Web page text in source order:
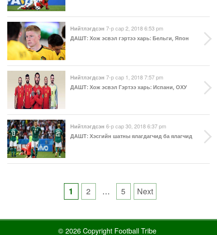
Нийтлэгдсэн 7-р сар 2, 2018 6:53 pm
ДАШТ: Хож эсвэл гэртээ харь: Бельги, Япон
Нийтлэгдсэн 7-р сар 1, 2018 7:57 pm
ДАШТ: Хож эсвэл Гэртээ харь: Испани, ОХУ
Нийтлэгдсэн 6-р сар 30, 2018 6:37 pm
ДАШТ: Хэсгийн шатны ялагдагчид ба ялагчид
Posts
pagination
1 2 … 5 Next
© 2026 Copyright Football Tribe